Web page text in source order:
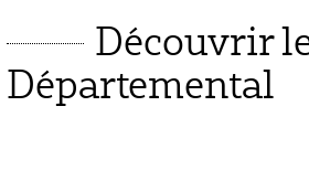
Découvrir
Départemental